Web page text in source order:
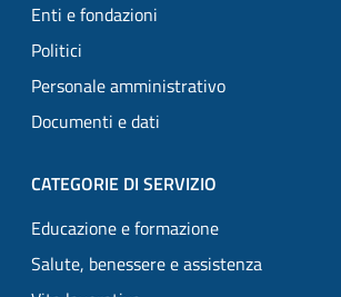
Enti e fondazioni
Politici
Personale amministrativo
Documenti e dati
CATEGORIE DI SERVIZIO
Educazione e formazione
Salute, benessere e assistenza